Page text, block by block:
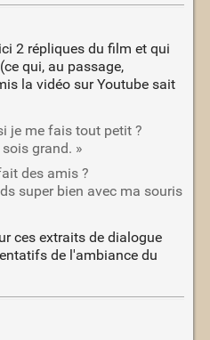
2 répliques du film et qui
qui, au passage,
la vidéo sur Youtube sait
je me fais tout petit ?
grand. »
des amis ?
super bien avec ma souris
ces extraits de dialogue
de l'ambiance du